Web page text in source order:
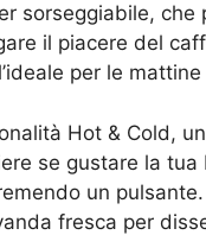
sorseggiabile,
il piacere del
per le
Hot & Cold,
se gustare la
un
fresca per